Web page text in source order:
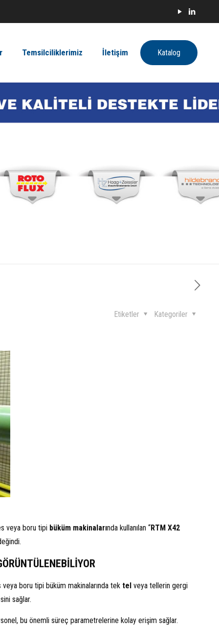
Temsilciliklerimiz İletişim Katalog
Kategoriler
Etiketler
veya boru tipi büküm makinalarında kullanılan “RTM X42
boru tipi büküm makinalarında tek tel veya tellerin gergi
sağlar.
bu önemli süreç parametrelerine kolay erişim sağlar.